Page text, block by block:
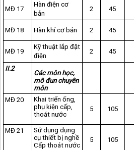
MĐ 17
Hàn điện cơ
bản
2 45
MĐ 18 Hàn khí cơ bản 2 45
MĐ 19
Kỹ thuật lắp đặt
điện
2 45
II.2
Các môn học,
mô đun chuyên
môn
MĐ 20
Khai triển ống,
phụ kiện cấp,
thoát nước
5 105
MĐ 21
Sử dụng dụng
cụ thiết bị nghề
Cấp thoát nước
5 105